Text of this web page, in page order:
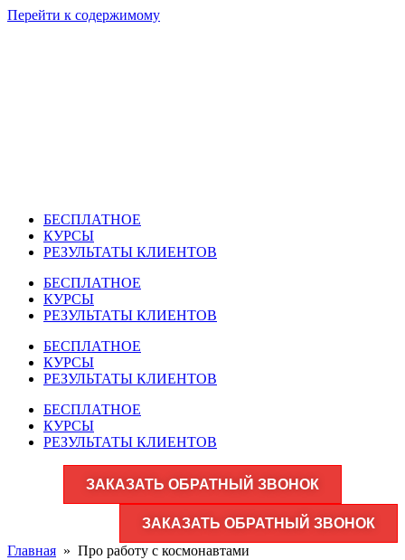
Перейти к содержимому
БЕСПЛАТНОЕ
КУРСЫ
РЕЗУЛЬТАТЫ КЛИЕНТОВ
БЕСПЛАТНОЕ
КУРСЫ
РЕЗУЛЬТАТЫ КЛИЕНТОВ
БЕСПЛАТНОЕ
КУРСЫ
РЕЗУЛЬТАТЫ КЛИЕНТОВ
БЕСПЛАТНОЕ
КУРСЫ
РЕЗУЛЬТАТЫ КЛИЕНТОВ
ЗАКАЗАТЬ ОБРАТНЫЙ ЗВОНОК
ЗАКАЗАТЬ ОБРАТНЫЙ ЗВОНОК
Главная » Про работу с космонавтами